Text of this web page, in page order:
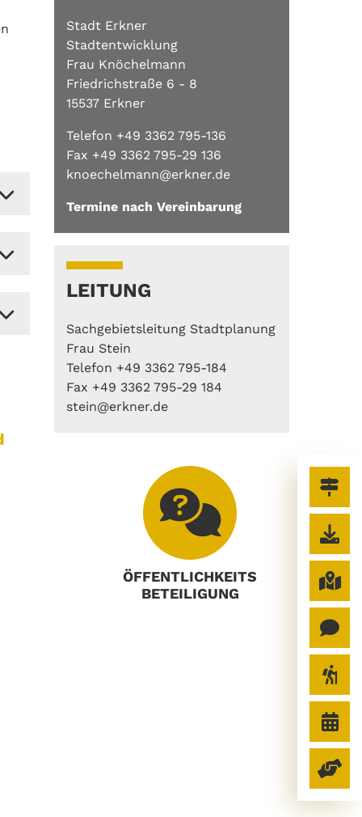
Stadt Erkner
Stadtentwicklung
Frau Knöchelmann
Friedrichstraße 6 - 8
15537 Erkner
Telefon +49 3362 795-136
Fax +49 3362 795-29 136
knoechelmann@erkner.de
Termine nach Vereinbarung
LEITUNG
Sachgebietsleitung Stadtplanung
Frau Stein
Telefon +49 3362 795-184
Fax +49 3362 795-29 184
stein@erkner.de
ÖFFENTLICHKEITS
BETEILIGUNG